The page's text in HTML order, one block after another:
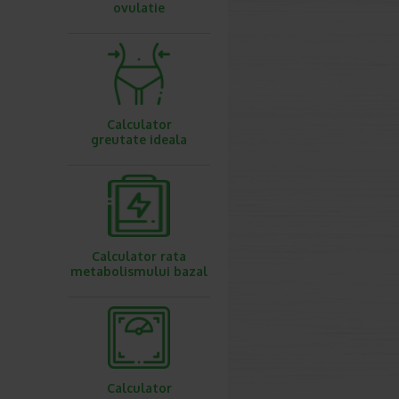
ovulatie
Calculator
greutate ideala
Calculator rata
metabolismului bazal
Calculator